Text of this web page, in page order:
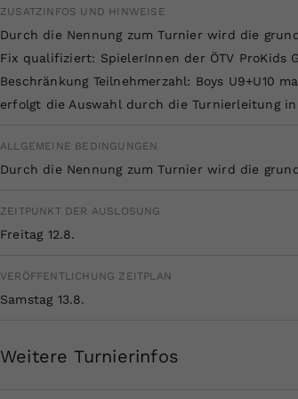
ZUSATZINFOS UND HINWEISE
Durch die Nennung zum Turnier wird die
Fix qualifiziert: SpielerInnen der ÖTV ProKids
Beschränkung Teilnehmerzahl: Boys U9+U10
erfolgt die Auswahl durch die Turnierleitung in
ALLGEMEINE BEDINGUNGEN
Durch die Nennung zum Turnier wird die
ZEITPUNKT DER AUSLOSUNG
Freitag 12.8.
VERÖFFENTLICHUNG ZEITPLAN
Samstag 13.8.
Weitere Turnierinfos